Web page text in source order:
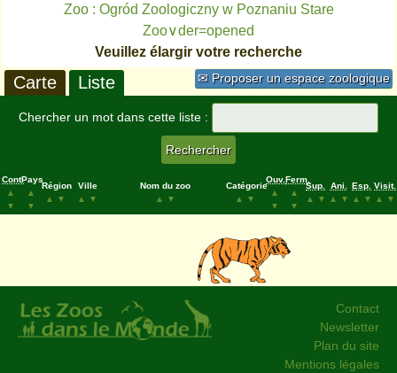
Zoo : Ogród Zoologiczny w Poznaniu Stare
Zoo∨der=opened
Veuillez élargir votre recherche
✉ Proposer un espace zoologique
Carte Liste
Chercher un mot dans cette liste :
Cont.
▲
▼
Pays
▲
▼
Région
▲
▼
Ville
▲
▼
Nom du zoo
▲
▼
Catégorie
▲
▼
Ouv.
▲
▼
Ferm.
▲
▼
Sup.
▲
▼
Ani.
▲
▼
Esp.
▲
▼
Visit.
▲
▼
Contact
Newsletter
Plan du site
Mentions légales